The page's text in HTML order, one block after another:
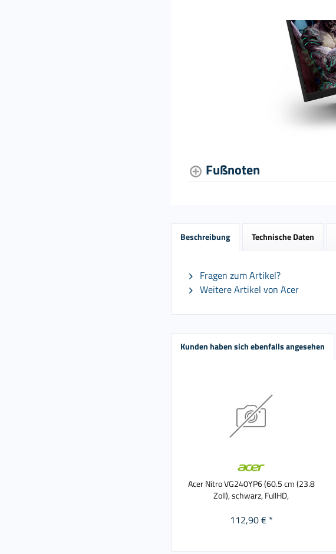
Fußnoten
Beschreibung Technische Daten
Fragen zum Artikel?
Weitere Artikel von Acer
Kunden haben sich ebenfalls angesehen
Acer Nitro VG240YP6 (60.5 cm (23.8
Zoll), schwarz, FullHD,
112,90 € *